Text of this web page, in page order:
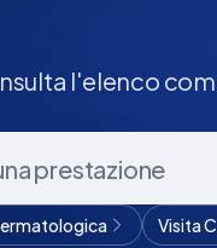
l'elenco
Visita